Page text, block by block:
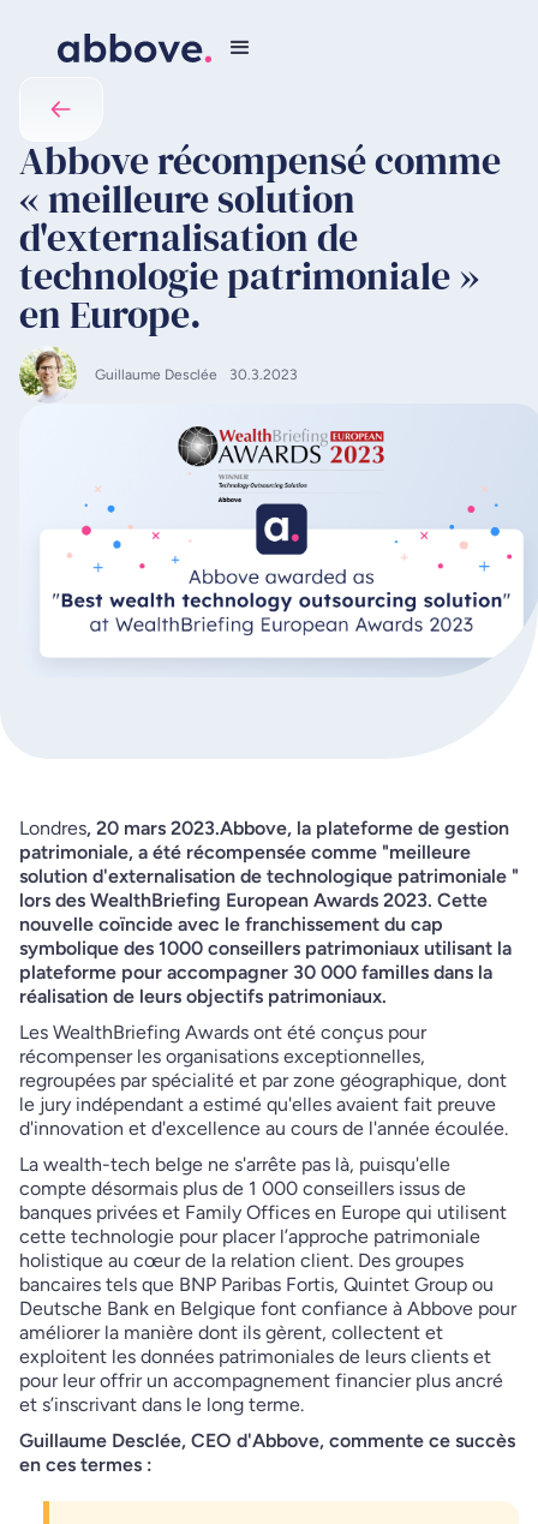
Abbove récompensé comme
« meilleure solution
d'externalisation de
technologie patrimoniale »
en Europe.
Guillaume Desclée 30.3.2023
‍Londres, 20 mars 2023.Abbove, la plateforme de gestion
patrimoniale, a été récompensée comme "meilleure
solution d'externalisation de technologique patrimoniale "
lors des WealthBriefing European Awards 2023. Cette
nouvelle coïncide avec le franchissement du cap
symbolique des 1000 conseillers patrimoniaux utilisant la
plateforme pour accompagner 30 000 familles dans la
réalisation de leurs objectifs patrimoniaux.
Les WealthBriefing Awards ont été conçus pour
récompenser les organisations exceptionnelles,
regroupées par spécialité et par zone géographique, dont
le jury indépendant a estimé qu'elles avaient fait preuve
d'innovation et d'excellence au cours de l'année écoulée.
La wealth-tech belge ne s'arrête pas là, puisqu'elle
compte désormais plus de 1 000 conseillers issus de
banques privées et Family Offices en Europe qui utilisent
cette technologie pour placer l’approche patrimoniale
holistique au cœur de la relation client. Des groupes
bancaires tels que BNP Paribas Fortis, Quintet Group ou
Deutsche Bank en Belgique font confiance à Abbove pour
améliorer la manière dont ils gèrent, collectent et
exploitent les données patrimoniales de leurs clients et
pour leur offrir un accompagnement financier plus ancré
et s’inscrivant dans le long terme.
Guillaume Desclée, CEO d'Abbove, commente ce succès
en ces termes :